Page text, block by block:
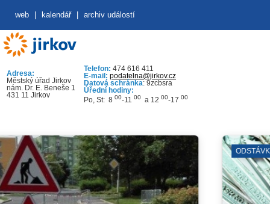
web kalendář archiv událostí
Adresa:
Městský úřad Jirkov
nám. Dr. E. Beneše 1
431 11 Jirkov
Telefon: 474 616 411
E-mail: podatelna@jirkov.cz
Datová schránka: 9zcbsra
Úřední hodiny:
Po, St: 8 00-11 00 a 12 00-17 00
ODSTÁVKY